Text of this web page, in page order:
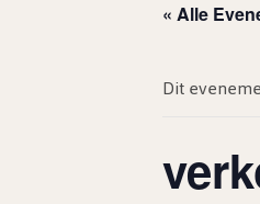
« Alle
Dit